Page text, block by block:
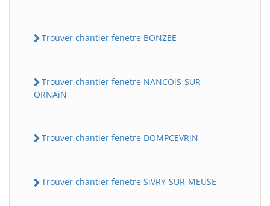
Trouver chantier fenetre BONZEE
Trouver chantier fenetre NANCOiS-SUR-
ORNAiN
Trouver chantier fenetre DOMPCEVRiN
Trouver chantier fenetre SiVRY-SUR-MEUSE